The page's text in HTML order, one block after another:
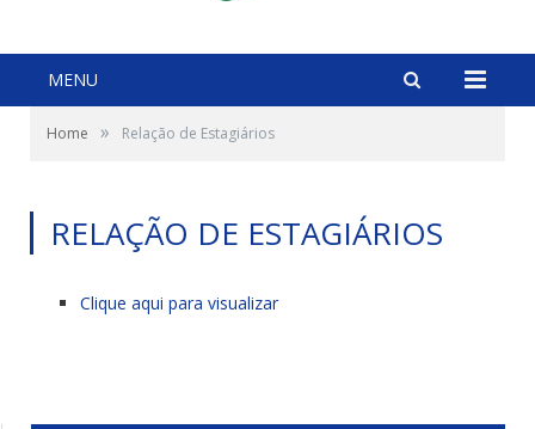
MENU
Home » Relação de Estagiários
RELAÇÃO DE ESTAGIÁRIOS
Clique aqui para visualizar